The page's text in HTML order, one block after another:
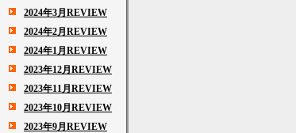
2024年3月REVIEW
2024年2月REVIEW
2024年1月REVIEW
2023年12月REVIEW
2023年11月REVIEW
2023年10月REVIEW
2023年9月REVIEW